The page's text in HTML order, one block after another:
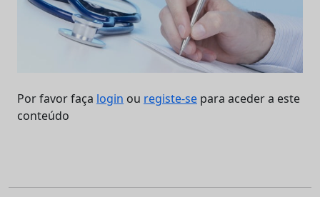
Por favor faça login ou registe-se para aceder a este
conteúdo